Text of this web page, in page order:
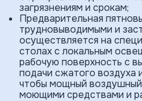
загрязнениям и срокам;
Предварительная
трудновыводимыми и
осуществляется на
столах с локальным
рабочую поверхность с
подачи сжатого воздуха
чтобы мощный
моющими средствами и